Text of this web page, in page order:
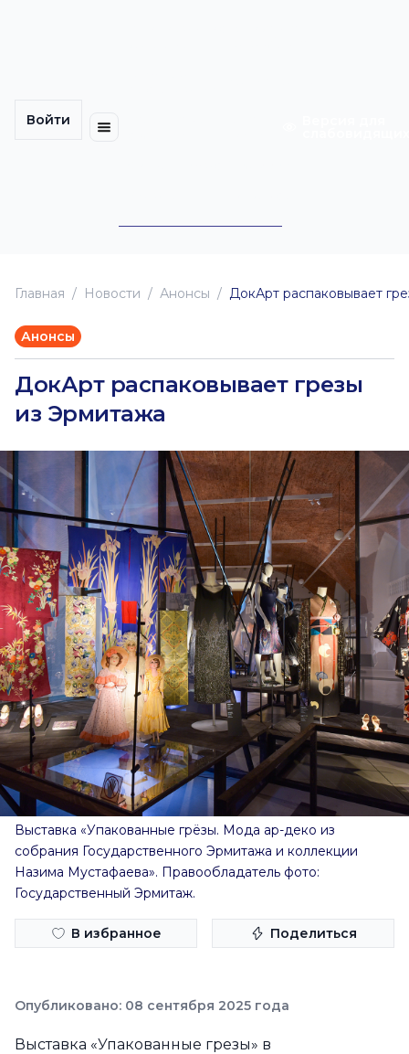
Войти
Главная Новоcти Анонсы ДокАрт распаковывает
Анонсы
ДокАрт распаковывает грезы
из Эрмитажа
Выставка «Упакованные грёзы. Мода ар-деко из
собрания Государственного Эрмитажа и коллекции
Назима Мустафаева». Правообладатель фото:
Государственный Эрмитаж.
В избранное Поделиться
Опубликовано: 08 сентября 2025 года
Выставка «Упакованные грезы» в